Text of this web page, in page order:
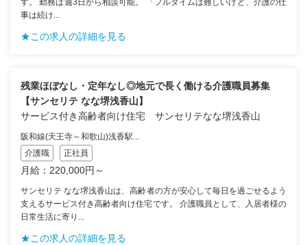
事は続け...
★この求人の詳細を見る
残業ほぼなし・定年なし◎地元で長く働ける介護職員募集
【サンセリテ なな堺浅香山】
サービス付き高齢者向け住宅 サンセリテなな堺浅香山
阪和線(天王寺～和歌山)浅香駅...
介護職
正社員
月給：220,000円～
サンセリテ なな堺浅香山は、高齢者の方が安心して毎日を過ごせるよう
支えるサービス付き高齢者向け住宅です。 介護職員として、入居者様の
日常生活に寄り...
★この求人の詳細を見る